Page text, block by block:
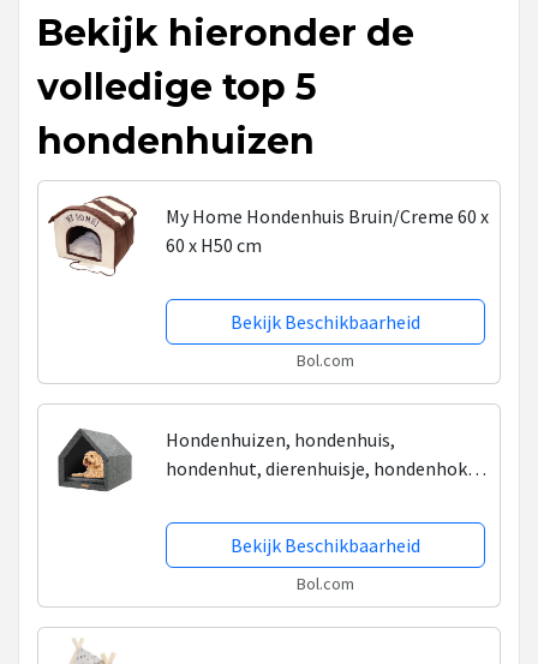
Bekijk hieronder de
volledige top 5
hondenhuizen
My Home Hondenhuis Bruin/Creme 60 x
60 x H50 cm
Bekijk Beschikbaarheid
Bol.com
Hondenhuizen, hondenhuis,
hondenhut, dierenhuisje, hondenhok,
kattenhuizen, gerecycled -Rexproduct
PETHomeBekijk Beschikbaarheid
Bol.com